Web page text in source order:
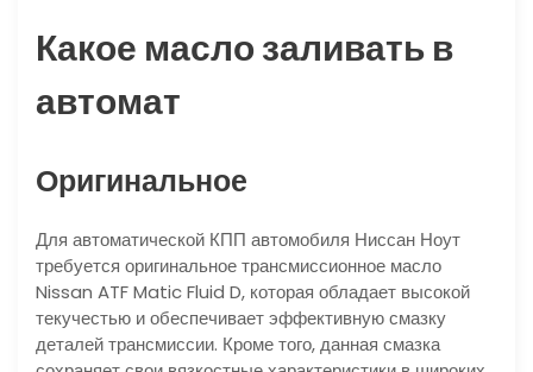
Какое масло заливать в
автомат
Оригинальное
Для автоматической КПП автомобиля Ниссан Ноут
требуется оригинальное трансмиссионное масло
Nissan ATF Matic Fluid D, которая обладает высокой
текучестью и обеспечивает эффективную смазку
деталей трансмиссии. Кроме того, данная смазка